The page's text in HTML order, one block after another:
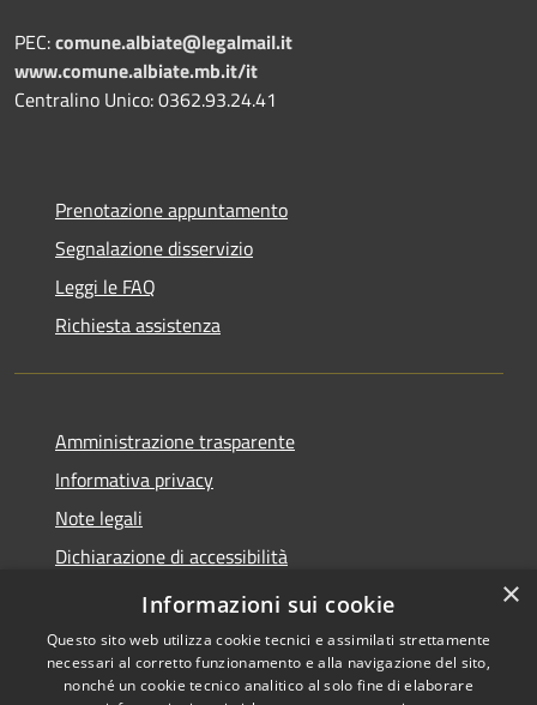
PEC:comune.albiate@legalmail.it
www.comune.albiate.mb.it/it
Centralino Unico: 0362.93.24.41
Prenotazione appuntamento
Segnalazione disservizio
Leggi le FAQ
Richiesta assistenza
Amministrazione trasparente
Informativa privacy
Note legali
Dichiarazione di accessibilità
Obbietivi di accessibilità
×
Informazioni sui cookie
Questo sito web utilizza cookie tecnici e assimilati strettamente
necessari al corretto funzionamento e alla navigazione del sito,
nonché un cookie tecnico analitico al solo fine di elaborare